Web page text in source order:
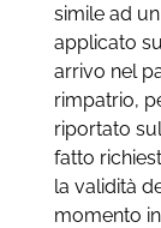
simile ad
applicato
arrivo nel
rimpatrio,
riportato
fatto
la validità
momento